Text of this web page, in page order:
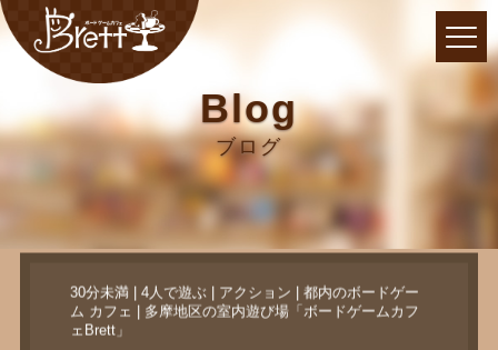
Blog
ブログ
30分未満 | 4人で遊ぶ | アクション | 都内のボードゲー
ム カフェ | 多摩地区の室内遊び場「ボードゲームカフ
ェBrett」